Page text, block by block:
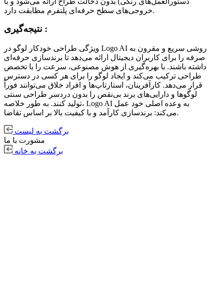
خروجی‌های سطح حرفه‌ای پلتفرم مطابقت دارد.
نتیجه‌گیری :
ویژگی طراحی خودکار لوگو در Logo AI روشی سریع و مقرون به
صرفه را برای کاربران دیجیتال ارائه می‌دهد تا برندسازی حرفه‌ای
داشته باشند. با بهره‌گیری از هوش مصنوعی، سرعت را با تخصص
طراحی ترکیب می‌کند و ایجاد لوگو را برای هر کسی در دسترس
قرار می‌دهد. کارآفرینان، استارتاپ‌ها و افراد خلاق می‌توانند فوراً
لوگوها و دارایی‌های برند بی‌نقص را بدون دردسر طراحی سنتی
تولید کنند. به طور خلاصه، Logo AI به وعده اصلی خود عمل
می‌کند: برندسازی کارآمد و با کیفیت بالا بر اساس تقاضا.
برگشت به لیست
مشورت با ما
برگشت به خانه